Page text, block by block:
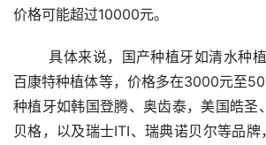
价格可能超过10000元。
	具体来说，国产种植牙如清水种植体、创英种植体、
百康特种植体等，价格多在3000元至
种植牙如韩国登腾、奥齿泰，美国皓圣
贝格，以及瑞士ITI、瑞典诺贝尔等品